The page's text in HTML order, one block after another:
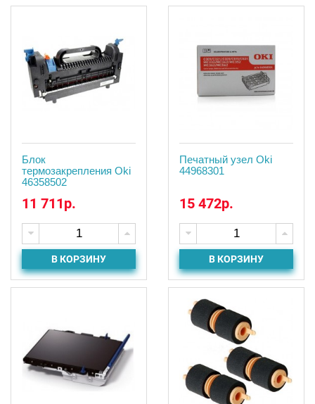
Блок
термозакрепления Oki
46358502
11 711р.
В КОРЗИНУ
Печатный узел Oki
44968301
15 472р.
В КОРЗИНУ